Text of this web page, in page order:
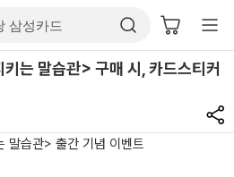
는 말습관> 구매 시, 카드스티커